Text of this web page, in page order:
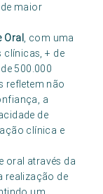
maior
, com uma
clínicas, + de
500.000
refletem não
a
de
clínica e
oral através da
realização de